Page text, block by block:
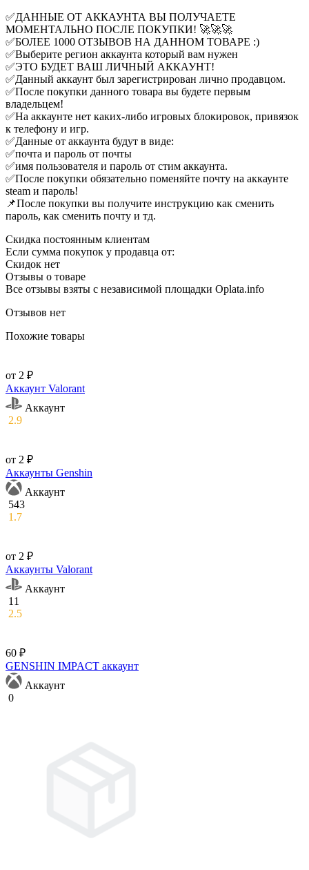
✅ДАННЫЕ ОТ АККАУНТА ВЫ ПОЛУЧАЕТЕ
МОМЕНТАЛЬНО ПОСЛЕ ПОКУПКИ! 🚀🚀🚀
✅БОЛЕЕ 1000 ОТЗЫВОВ НА ДАННОМ ТОВАРЕ :)
✅Выберите регион аккаунта который вам нужен
✅ЭТО БУДЕТ ВАШ ЛИЧНЫЙ АККАУНТ!
✅Данный аккаунт был зарегистрирован лично продавцом.
✅После покупки данного товара вы будете первым
владельцем!
✅На аккаунте нет каких-либо игровых блокировок, привязок
к телефону и игр.
✅Данные от аккаунта будут в виде:
✅почта и пароль от почты
✅имя пользователя и пароль от стим аккаунта.
✅После покупки обязательно поменяйте почту на аккаунте
steam и пароль!
📌После покупки вы получите инструкцию как сменить
пароль, как сменить почту и тд.
Скидка постоянным клиентам
Если сумма покупок у продавца от:
Скидок нет
Отзывы о товаре
Все отзывы взяты с независимой площадки Oplata.info
Отзывов нет
Похожие товары
от 2 ₽
Аккаунт Valorant
Аккаунт
2.9
от 2 ₽
Аккаунты Genshin
Аккаунт
543
1.7
от 2 ₽
Аккаунты Valorant
Аккаунт
11
2.5
60 ₽
GENSHIN IMPACT аккаунт
Аккаунт
0